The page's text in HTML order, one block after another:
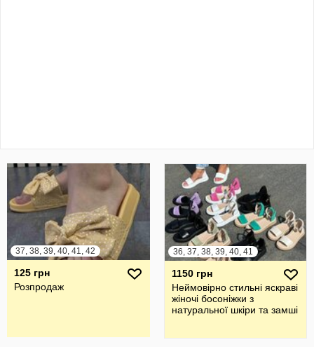
37, 38, 39, 40, 41, 42
125 грн
Розпродаж
36, 37, 38, 39, 40, 41
1150 грн
Неймовірно стильні яскраві
жіночі босоніжки з
натуральної шкіри та замші